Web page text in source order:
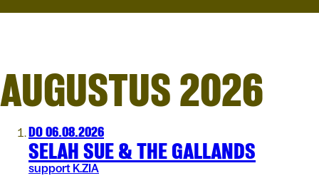
AUGUSTUS 2026
DO 06.08.2026
SELAH SUE & THE GALLANDS
support K.ZIA